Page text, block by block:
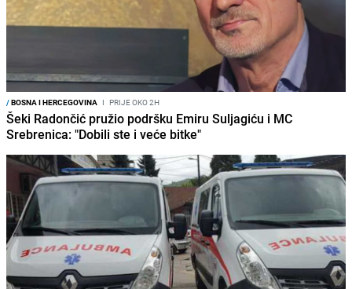
/BOSNA I HERCEGOVINA I PRIJE OKO 2H
Šeki Radončić pružio podršku Emiru Suljagiću i MC
Srebrenica: "Dobili ste i veće bitke"